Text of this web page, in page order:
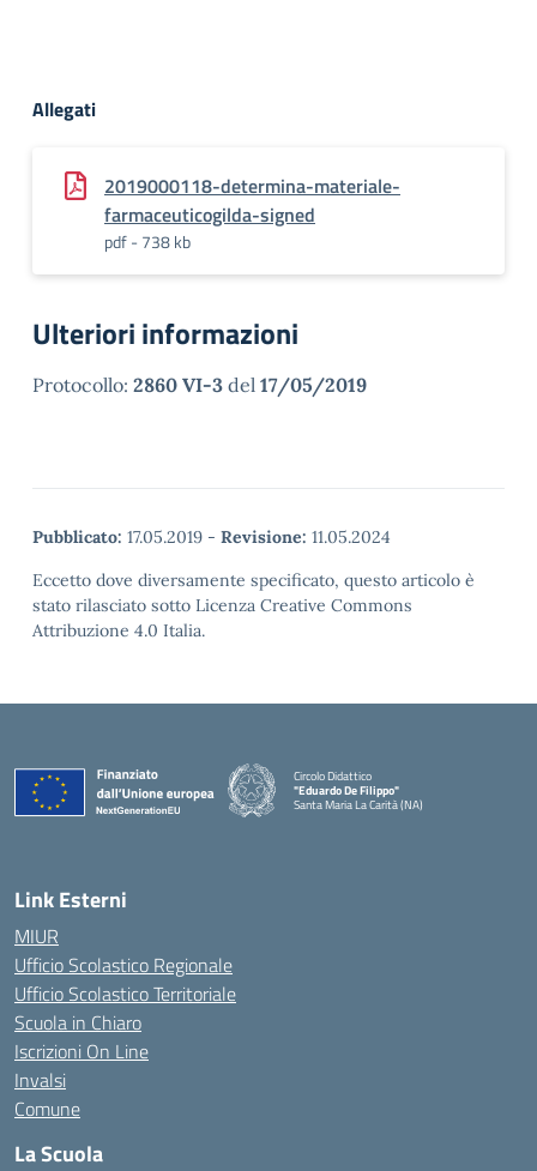
Allegati
2019000118-determina-materiale-
farmaceuticogilda-signed
pdf - 738 kb
Ulteriori informazioni
Protocollo: 2860 VI-3 del 17/05/2019
Pubblicato: 17.05.2019 - Revisione: 11.05.2024
Eccetto dove diversamente specificato, questo articolo è
stato rilasciato sotto Licenza Creative Commons
Attribuzione 4.0 Italia.
Circolo Didattico
"Eduardo De Filippo"
Santa Maria La Carità (NA)
Link Esterni
MIUR
Ufficio Scolastico Regionale
Ufficio Scolastico Territoriale
Scuola in Chiaro
Iscrizioni On Line
Invalsi
Comune
La Scuola